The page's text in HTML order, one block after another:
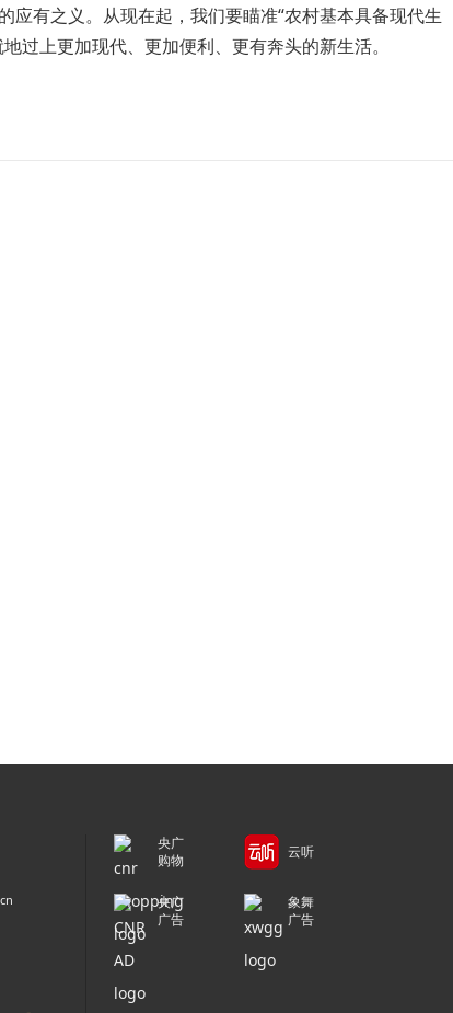
有之义。从现在起，我们要瞄准“农村基本具备现代生
过上更加现代、更加便利、更有奔头的新生活。
央广
购物
云听
央广
广告
象舞
广告